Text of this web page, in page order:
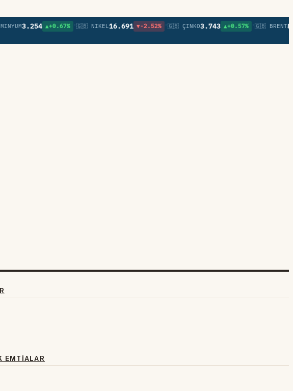
3.254 ▲+0.67% •🇬🇧 NIKEL16.691 ▼-2.52% •🇬🇧 ÇINKO3.743 ▲+0.57% •🇬🇧 BRENT
EMTIALAR